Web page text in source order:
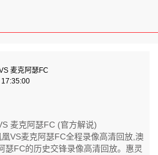
麦克阿瑟FC
麦克阿瑟FC (官方解说)
VS麦克阿瑟FC全程录像高清回放,澳
瑟FC的历史交锋录像高清回放。惠灵